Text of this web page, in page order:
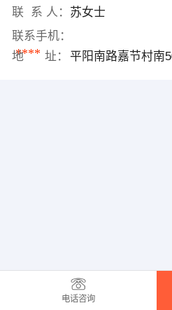
联 系 人： 苏女士
联系手机：
****
地 址： 平阳南路嘉节村南
电话咨询